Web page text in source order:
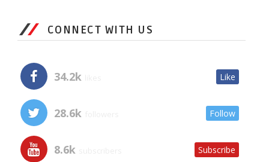
CONNECT WITH US
34.2k Like
28.6k Follow
8.6k Subscribe